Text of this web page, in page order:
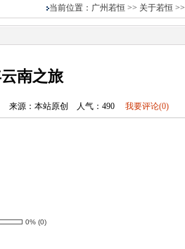
当前位置： 广州若恒>> 关于若恒>>
南之旅
来源：本站原创 人气： 490 我要评论(0)
0%(0)